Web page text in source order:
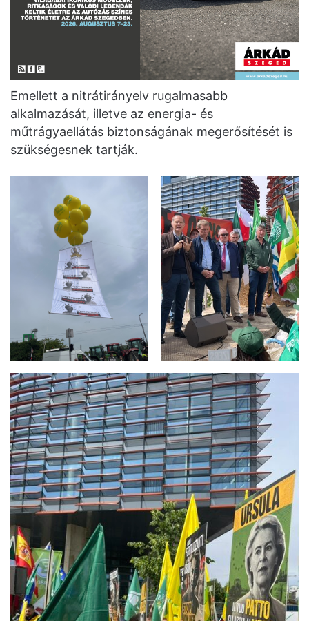
Emellett a nitrátirányelv rugalmasabb
alkalmazását, illetve az energia- és
műtrágyaellátás biztonságának megerősítését is
szükségesnek tartják.